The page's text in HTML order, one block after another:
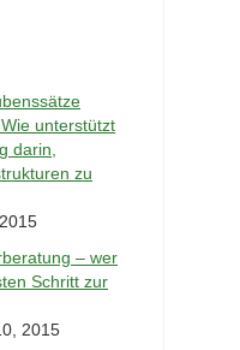
unterstützt
darin,
zu
– wer
Schritt zur
2015